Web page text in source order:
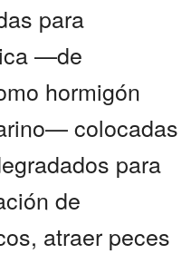
para
—de
hormigón
colocadas
para
de
atraer peces